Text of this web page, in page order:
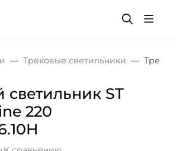
Трековые светильники
светильник ST
220